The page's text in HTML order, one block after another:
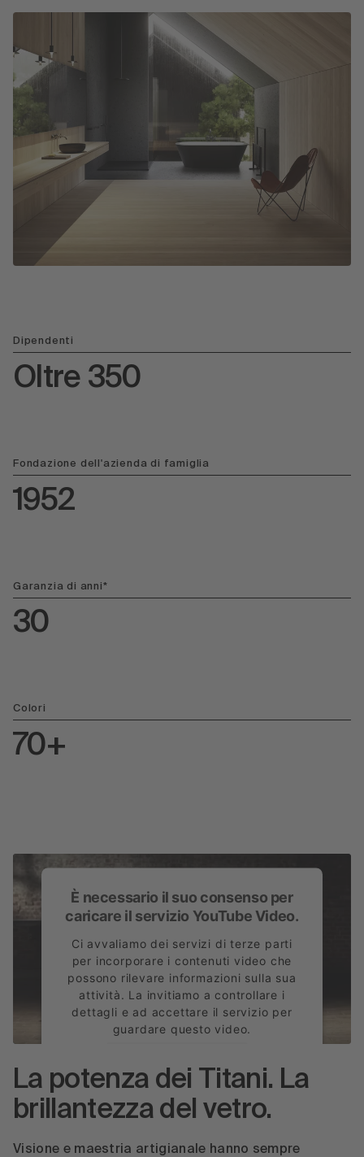
Dipendenti
Oltre 350
Fondazione dell'azienda di famiglia
1952
Garanzia di anni*
30
Colori
70+
È necessario il suo consenso per
caricare il servizio YouTube Video.
Ci avvaliamo dei servizi di terze parti
per incorporare i contenuti video che
possono rilevare informazioni sulla sua
attività. La invitiamo a controllare i
dettagli e ad accettare il servizio per
guardare questo video.
Accetta
Management Platform
La potenza dei Titani. La
brillantezza del vetro.
Visione e maestria artigianale hanno sempre